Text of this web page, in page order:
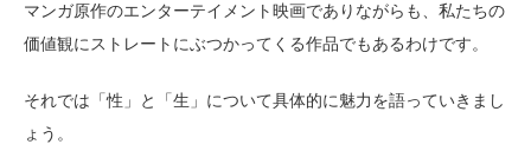
マンガ原作のエンターテイメント映画でありながらも、私たちの
価値観にストレートにぶつかってくる作品でもあるわけです。
それでは「性」と「生」について具体的に魅力を語っていきまし
ょう。